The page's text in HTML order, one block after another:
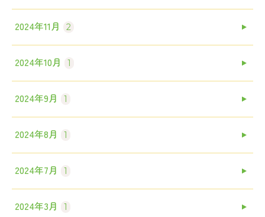
2024年11月 2
2024年10月 1
2024年9月 1
2024年8月 1
2024年7月 1
2024年3月 1